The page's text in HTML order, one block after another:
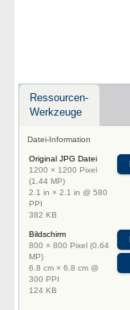
Ressourcen-
Werkzeuge
Datei-Information
Original JPG Datei
1200 × 1200 Pixel
(1.44 MP)
2.1 in × 2.1 in @ 580
PPI
382 KB
Bildschirm
800 × 800 Pixel (0.64
MP)
6.8 cm × 6.8 cm @
300 PPI
124 KB